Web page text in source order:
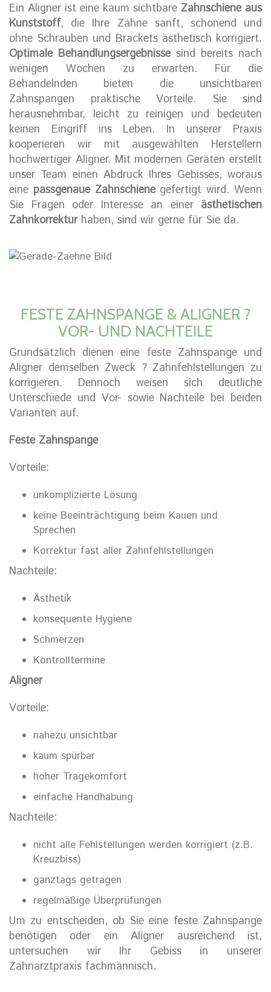
Ein Aligner ist eine kaum sichtbare Zahnschiene aus
Kunststoff, die Ihre Zähne sanft, schonend und
ohne Schrauben und Brackets ästhetisch korrigiert.
Optimale Behandlungsergebnissesind bereits nach
wenigen Wochen zu erwarten. Für die
Behandelnden bieten die unsichtbaren
Zahnspangen praktische Vorteile. Sie sind
herausnehmbar, leicht zu reinigen und bedeuten
keinen Eingriff ins Leben. In unserer Praxis
kooperieren wir mit ausgewählten Herstellern
hochwertiger Aligner. Mit modernen Geräten erstellt
unser Team einen Abdruck Ihres Gebisses, woraus
eine passgenaue Zahnschienegefertigt wird. Wenn
Sie Fragen oder Interesse an einer ästhetischen
Zahnkorrekturhaben, sind wir gerne für Sie da.
FESTE ZAHNSPANGE & ALIGNER ?
VOR- UND NACHTEILE
Grundsätzlich dienen eine feste Zahnspange und
Aligner demselben Zweck ? Zahnfehlstellungen zu
korrigieren. Dennoch weisen sich deutliche
Unterschiede und Vor- sowie Nachteile bei beiden
Varianten auf.
Feste Zahnspange
Vorteile:
unkomplizierte Lösung
keine Beeinträchtigung beim Kauen und
Sprechen
Korrektur fast aller Zahnfehlstellungen
Nachteile:
Ästhetik
konsequente Hygiene
Schmerzen
Kontrolltermine
Aligner
Vorteile:
nahezu unsichtbar
kaum spürbar
hoher Tragekomfort
einfache Handhabung
Nachteile:
nicht alle Fehlstellungen werden korrigiert (z.B.
Kreuzbiss)
ganztags getragen
regelmäßige Überprüfungen
Um zu entscheiden, ob Sie eine feste Zahnspange
benötigen oder ein Aligner ausreichend ist,
untersuchen wir Ihr Gebiss in unserer
Zahnarztpraxis fachmännisch.